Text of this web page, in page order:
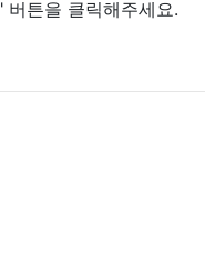
튼을 클릭해주세요.